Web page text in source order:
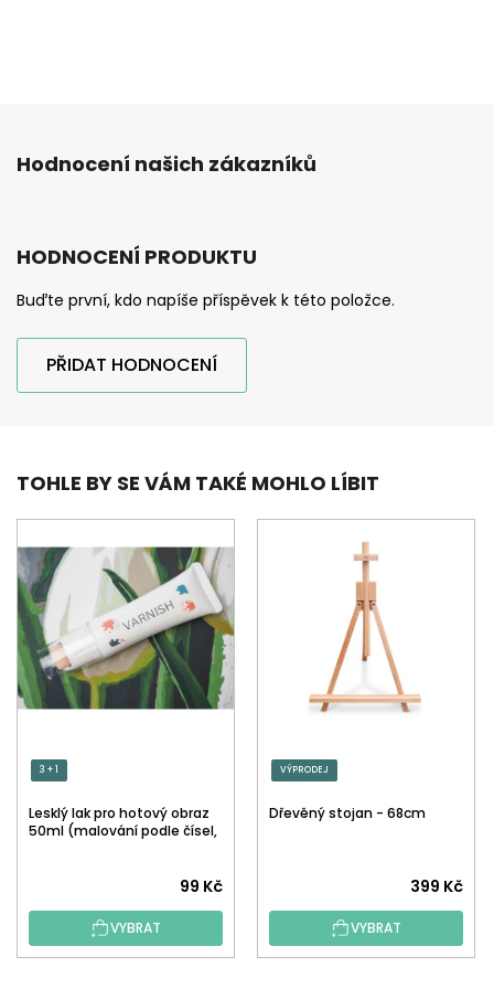
Hodnocení našich zákazníků
HODNOCENÍ PRODUKTU
Buďte první, kdo napíše příspěvek k této položce.
PŘIDAT HODNOCENÍ
TOHLE BY SE VÁM TAKÉ MOHLO LÍBIT
3 + 1
Lesklý lak pro hotový obraz
50ml (malování podle čísel,
hodnocení
produktu
je
99 Kč
VYBRAT
VÝPRODEJ
Dřevěný stojan - 68cm
399 Kč
VYBRAT